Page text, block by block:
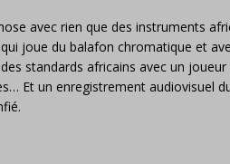
avec rien que des instruments
joue du balafon chromatique et
standards africains avec un
Et un enregistrement audiovisuel